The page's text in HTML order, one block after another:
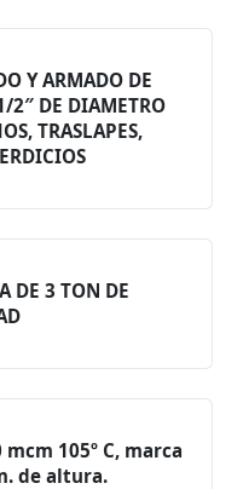
Y ARMADO DE
2″ DE DIAMETRO
TRASLAPES,
DE 3 TON DE
105º C, marca
de altura.